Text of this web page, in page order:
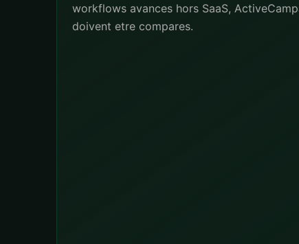
workflows avances hors SaaS,
doivent etre compares.